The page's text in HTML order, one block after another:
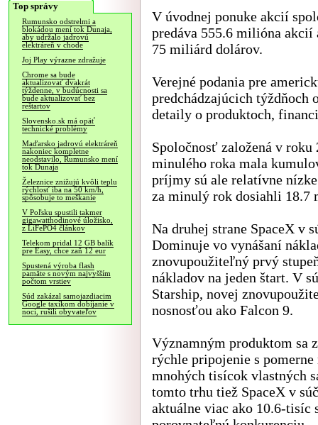
Top správy
Rumunsko odstrelmi a
blokádou mení tok Dunaja,
aby udržalo jadrovú
elektráreň v chode
Joj Play výrazne zdražuje
Chrome sa bude
aktualizovať dvakrát
týždenne, v budúcnosti sa
bude aktualizovať bez
reštartov
Slovensko.sk má opäť
technické problémy
Maďarsko jadrovú elektráreň
nakoniec kompletne
neodstavilo, Rumunsko mení
tok Dunaja
Železnice znižujú kvôli teplu
rýchlosť iba na 50 km/h,
spôsobuje to meškanie
V Poľsku spustili takmer
gigawatthodinové úložisko,
z LiFePO4 článkov
Telekom pridal 12 GB balík
pre Easy, chce zaň 12 eur
Spustená výroba flash
pamäte s novým najvyšším
počtom vrstiev
Súd zakázal samojazdiacim
Google taxíkom dobíjanie v
noci, rušili obyvateľov
V úvodnej ponuke akcií
predáva 555.6 milióna akcií
75 miliárd dolárov.
Verejné podania pre
predchádzajúcich týždňoch
detaily o produktoch,
Spoločnosť založená v
minulého roka mala
príjmy sú ale relatívne
za minulý rok dosiahli 18.7
Na druhej strane SpaceX v
Dominuje vo vynášaní
znovupoužiteľný prvý
nákladov na jeden štart. V
Starship, novej
nosnosťou ako Falcon 9.
Významným produktom sa
rýchle pripojenie s
mnohých tisícok vlastných
tomto trhu tiež SpaceX v
aktuálne viac ako 10.6-tisíc